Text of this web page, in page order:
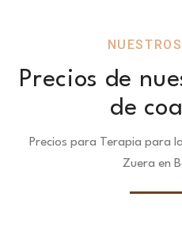
Precios de
de
Precios para Terapia para
Zuera en